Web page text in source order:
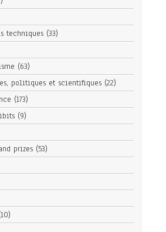
techniques (33)
(63)
politiques et scientifiques (22)
(173)
(9)
prizes (53)